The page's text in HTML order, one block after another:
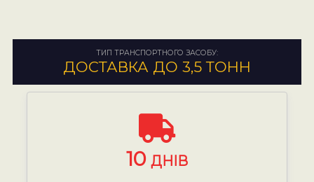
ТИП ТРАНСПОРТНОГО ЗАСОБУ:
ДОСТАВКА ДО 3,5 ТОНН
10 ДНІВ